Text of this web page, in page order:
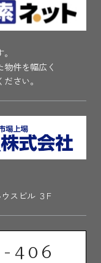
件を幅広く
さい。
スビル ３F
406